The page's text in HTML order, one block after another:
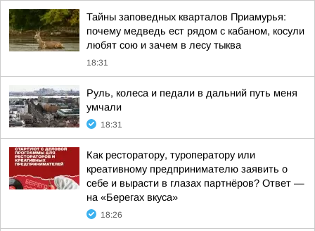
Тайны заповедных кварталов Приамурья:
почему медведь ест рядом с кабаном, косули
любят сою и зачем в лесу тыква
18:31
Руль, колеса и педали в дальний путь меня
умчали
18:31
Как ресторатору, туроператору или
креативному предпринимателю заявить о
себе и вырасти в глазах партнёров? Ответ —
на «Берегах вкуса»
18:26